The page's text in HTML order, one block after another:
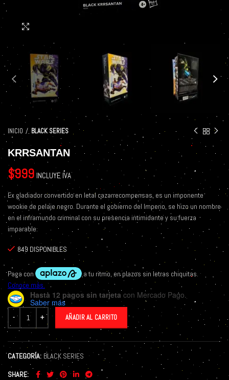
INICIO BLACK SERIES
KRRSANTAN
$999 INCLUYE IVA
Ex gladiador convertido en letal cazarrecompensas, es un imponente
wookie de pelaje negro. Durante el gobierno del Imperio, se hizo un nombre
en el inframundo criminal con su presencia intimidante y su fuerza
imparable.
849 DISPONIBLES
Hasta 12 pagos sin tarjeta con Mercado Pago.
Saber más
AÑADIR AL CARRITO
CATEGORÍA: BLACK SERIES
SHARE